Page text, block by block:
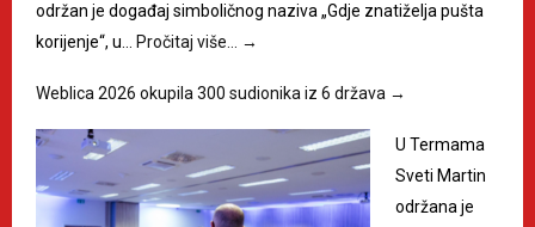
održan je događaj simboličnog naziva „Gdje znatiželja pušta
korijenje“, u…
Pročitaj više… →
Weblica 2026 okupila 300 sudionika iz 6 država →
U Termama
Sveti Martin
održana je